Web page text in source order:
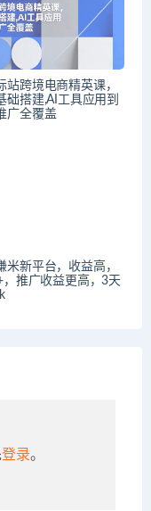
站跨境电商精英课，
础搭建,AI工具应用到
广全覆盖
米新平台，收益高，
，推广收益更高，3天
登录。